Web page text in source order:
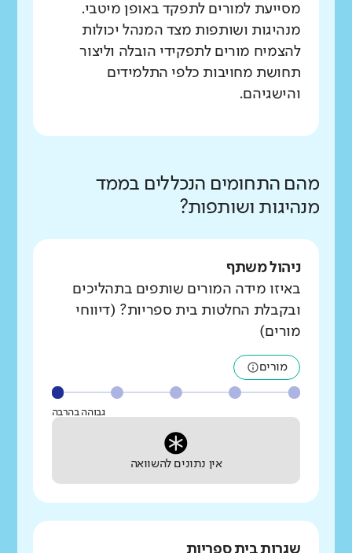
מסייעת למורים לתפקד באופן מיטבי.
מנהיגות ושותפות מצד המנהל יכולות
להצמיח מורים לתפקידי הובלה וליצור
תחושת מחויבות כלפי התלמידים
והישגיהם.
מהם התחומים הנכללים בממד
מנהיגות ושותפות?
ניהול משתף
באיזו מידה המורים שותפים בתהליכים
ובקבלת החלטות בית ספריות? (דיווחי
מורים)
מורים
גבוהה בהרבה
אין נתונים להשוואה
שגרות בית ספריות